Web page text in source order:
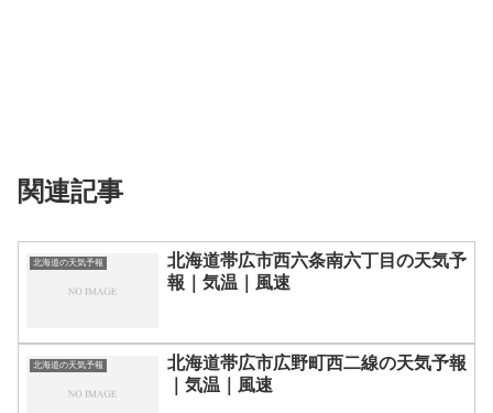
関連記事
北海道の天気予報
北海道帯広市西六条南六丁目の天気予
報｜気温｜風速
北海道の天気予報
北海道帯広市広野町西二線の天気予報
｜気温｜風速